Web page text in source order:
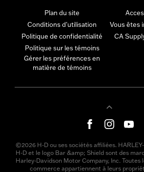
Plan du site
Conditions d'utilisation
Politique de confidentialité
Politique sur les témoins
Gérer les préférences en
matière de témoins
Vous êtes
CA
©2026 H-D ou ses sociétés affiliées.
H-D et le logo Bar &amp; Shield sont des
Harley-Davidson Motor Company, Inc. Toutes
commerce appartiennent à leurs